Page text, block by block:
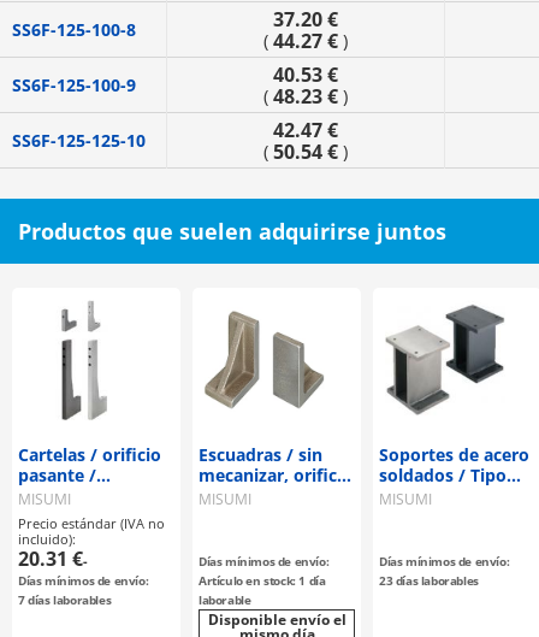
SS6F-125-100-8 37.20 €
( 44.27 € )
SS6F-125-100-9 40.53 €
( 48.23 € )
SS6F-125-125-10 42.47 €
( 50.54 € )
Productos que suelen adquirirse juntos
Cartelas / orificio
pasante /
perpendicularidad
estándar
MISUMI
Precio estándar (IVA no
incluido):
20.31 €-
Días mínimos de envío:
7 días laborables
Escuadras / sin
mecanizar, orificio
pasante, orificio
fundición /
tratamiento
seleccionable
MISUMI
Días mínimos de envío:
Artículo en stock: 1 día
laborable
Disponible envío el
Soportes de acero
soldados / Tipo
placa
MISUMI
Días mínimos de envío:
23 días laborables